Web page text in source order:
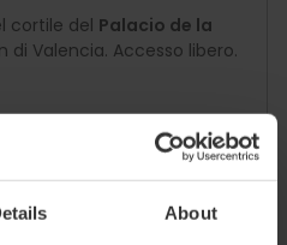
About
cortile del Palacio de la
di Valencia. Accesso libero.
Vella del Palau de la
di storie in formato